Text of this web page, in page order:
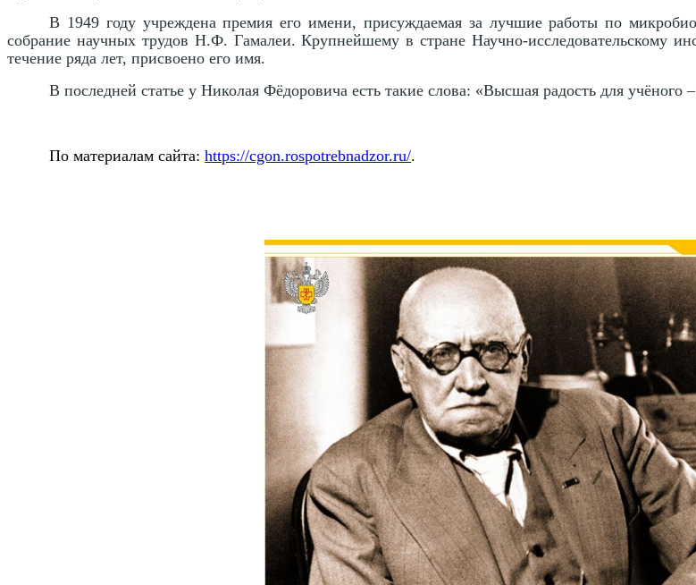
В 1949 году учреждена премия его имени, присуждаемая за лучшие работы по
собрание научных трудов Н.Ф. Гамалеи. Крупнейшему в стране Научно-исследовательскому
течение ряда лет, присвоено его имя.
В последней статье у Николая Фёдоровича есть такие слова: «Высшая радость для учёного
По материалам сайта:https://cgon.rospotrebnadzor.ru/.